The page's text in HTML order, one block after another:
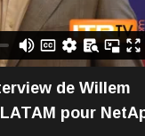
de Willem
pour